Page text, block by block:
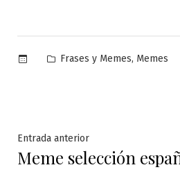
Publicado
Frases y Memes, Memes
Navegación
Entrada anteriorEntrada
anterior:
Meme selección